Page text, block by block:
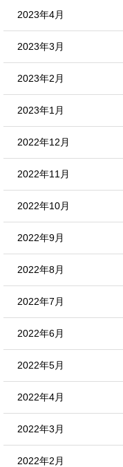
2023年4月
2023年3月
2023年2月
2023年1月
2022年12月
2022年11月
2022年10月
2022年9月
2022年8月
2022年7月
2022年6月
2022年5月
2022年4月
2022年3月
2022年2月